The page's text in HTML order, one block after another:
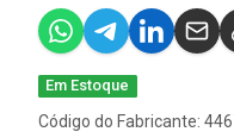
Em Estoque
Código do Fabricante: